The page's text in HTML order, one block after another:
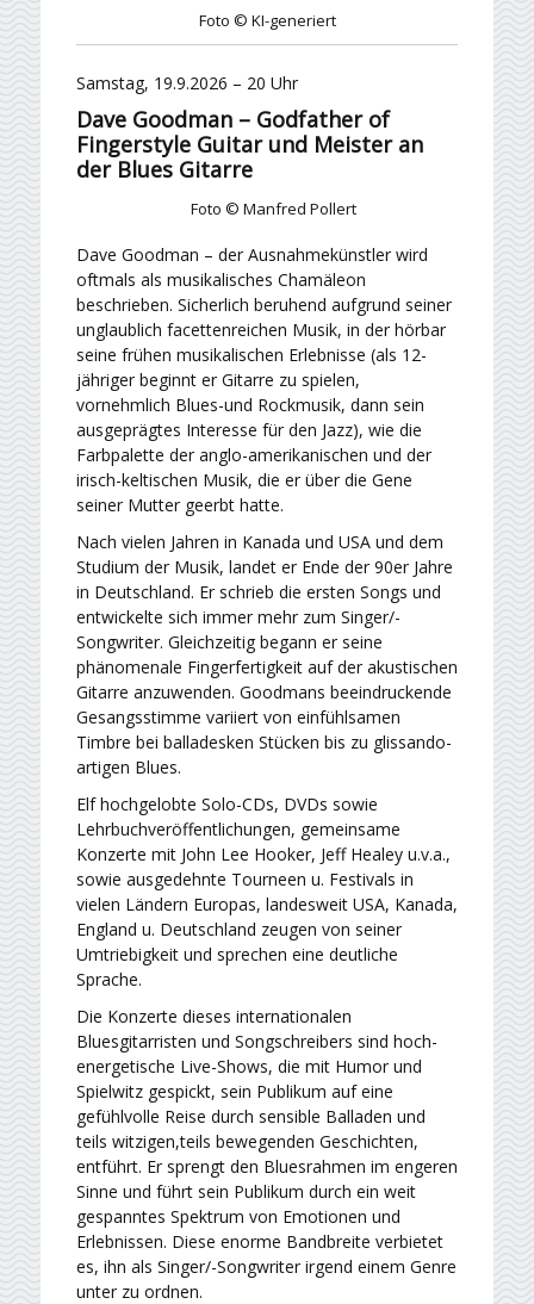
Foto © KI-generiert
Samstag, 19.9.2026 – 20 Uhr
Dave Goodman – Godfather of
Fingerstyle Guitar und Meister an
der Blues Gitarre
Foto © Manfred Pollert
Dave Goodman – der Ausnahmekünstler wird
oftmals als musikalisches Chamäleon
beschrieben. Sicherlich beruhend aufgrund seiner
unglaublich facettenreichen Musik, in der hörbar
seine frühen musikalischen Erlebnisse (als 12-
jähriger beginnt er Gitarre zu spielen,
vornehmlich Blues-und Rockmusik, dann sein
ausgeprägtes Interesse für den Jazz), wie die
Farbpalette der anglo-amerikanischen und der
irisch-keltischen Musik, die er über die Gene
seiner Mutter geerbt hatte.
Nach vielen Jahren in Kanada und USA und dem
Studium der Musik, landet er Ende der 90er Jahre
in Deutschland. Er schrieb die ersten Songs und
entwickelte sich immer mehr zum Singer/-
Songwriter. Gleichzeitig begann er seine
phänomenale Finger­fertigkeit auf der akustischen
Gitarre anzuwenden. Goodmans beeindruckende
Gesangs­stimme variiert von einfühlsamen
Timbre bei balladesken Stücken bis zu glissando­
artigen Blues.
Elf hochgelobte Solo-CDs, DVDs sowie
Lehrbuchveröffentlichungen, gemeinsame
Konzerte mit John Lee Hooker, Jeff Healey u.v.a.,
sowie ausgedehnte Tourneen u. Festivals in
vielen Ländern Europas, landesweit USA, Kanada,
England u. Deutschland zeugen von seiner
Umtriebigkeit und sprechen eine deutliche
Sprache.
Die Konzerte dieses internationalen
Bluesgitarristen und Songschreibers sind hoch-
energetische Live-Shows, die mit Humor und
Spielwitz gespickt, sein Publikum auf eine
gefühlvolle Reise durch sensible Balladen und
teils witzigen,teils bewegenden Geschichten,
entführt. Er sprengt den Bluesrahmen im engeren
Sinne und führt sein Publikum durch ein weit
gespanntes Spektrum von Emotionen und
Erlebnissen. Diese enorme Bandbreite verbietet
es, ihn als Singer/-Songwriter irgend einem Genre
unter zu ordnen.